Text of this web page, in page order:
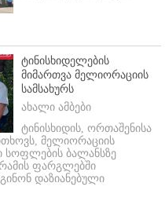
ტინისხიდელების
მიმართვა მელიორაციის
სამსახურს
ახალი ამბები
ტინისხიდის, ორთაშენისა
მელიორაციის
სოფლების ბალანსზე
ფარგლებში
დაზიანებული